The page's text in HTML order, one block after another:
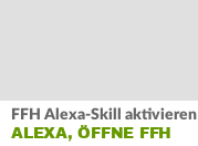
FFH Alexa-Skill aktivieren
ALEXA, ÖFFNE FFH